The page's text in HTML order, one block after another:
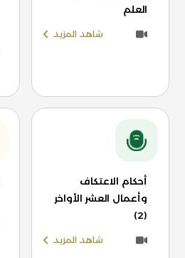
العلم
شاهد المزيد
أحكام الاعتكاف
وأعمال العشر الأواخر
(2)
شاهد المزيد